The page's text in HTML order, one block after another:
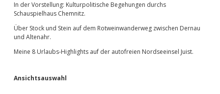
In der Vorstellung: Kulturpolitische Begehungen durchs
Schauspielhaus Chemnitz.
Über Stock und Stein auf dem Rotweinwanderweg zwischen Dernau
und Altenahr.
Meine 8 Urlaubs-Highlights auf der autofreien Nordseeinsel Juist.
Ansichtsauswahl